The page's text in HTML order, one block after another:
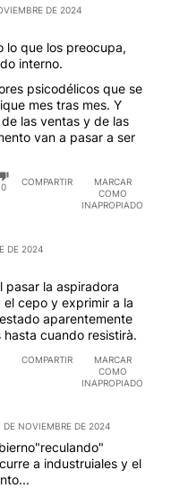
DE 2024
lo que los preocupa,
interno.
psicodélicos que se
mes tras mes. Y
las ventas y de las
van a pasar a ser
0
COMPARTIR
MARCAR
COMO
INAPROPIADO
DE 2024
pasar la aspiradora
cepo y exprimir a la
aparentemente
cuando resistirà.
COMPARTIR
MARCAR
COMO
INAPROPIADO
DE NOVIEMBRE DE 2024
a industruiales y el